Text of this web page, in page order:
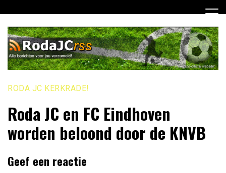
naar
inhoud
RODA JC KERKRADE!
Roda JC en FC Eindhoven
worden beloond door de KNVB
Geef een reactie